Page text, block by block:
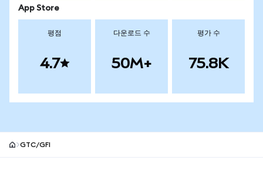
App Store
평점
4.7
다운로드 수
50M+
평가 수
75.8K
GTC/GFI